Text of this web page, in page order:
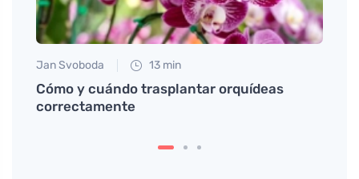
Jan Svoboda 13 min
Cómo y cuándo trasplantar orquídeas
correctamente